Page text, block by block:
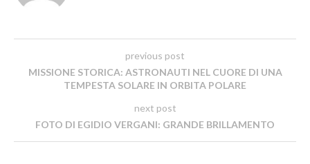
previous post
MISSIONE STORICA: ASTRONAUTI NEL CUORE DI UNA
TEMPESTA SOLARE IN ORBITA POLARE
next post
FOTO DI EGIDIO VERGANI: GRANDE BRILLAMENTO